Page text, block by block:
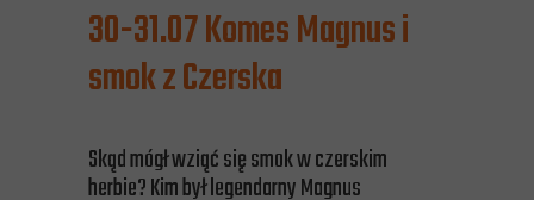
30-31.07 Komes Magnus i
smok z Czerska
Skąd mógł wziąć się smok w czerskim
herbie? Kim był legendarny Magnus